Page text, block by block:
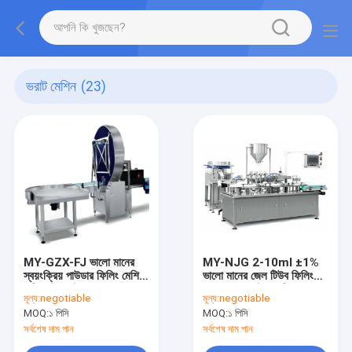
ভরাট মেশিন (23)
MY-GZX-FJ ভালো মানের
স্বয়ংক্রিয় পাউডার ফিলিং মেশিন
প্রতি মিনিটে ১৫-৪৫ ক্যান,
৮-১৩ কিলোওয়াট
মূল্য:negotiable
MOQ:১ পিসি
সর্বশেষ দাম পান
MY-NJG 2-10ml ±1%
ভালো মানের জেল টিউব ফিলিং
২০~৪০ টিউব/মিনিট
মূল্য:negotiable
MOQ:১ পিসি
সর্বশেষ দাম পান